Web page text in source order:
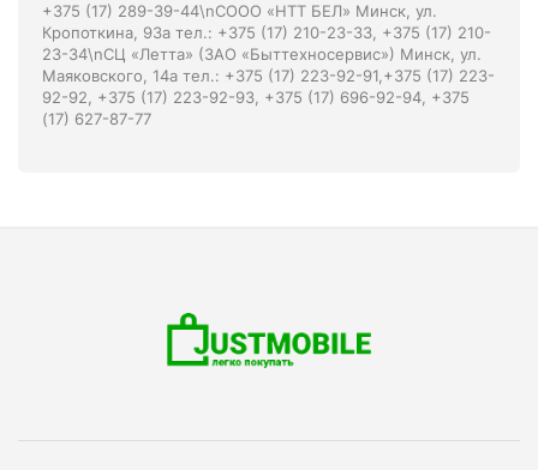
+375 (17) 289-39-44\nСООО «НТТ БЕЛ» Минск, ул.
Кропоткина, 93а тел.: +375 (17) 210-23-33, +375 (17) 210-
23-34\nСЦ «Летта» (ЗАО «Быттехносервис») Минск, ул.
Маяковского, 14а тел.: +375 (17) 223-92-91,+375 (17) 223-
92-92, +375 (17) 223-92-93, +375 (17) 696-92-94, +375
(17) 627-87-77